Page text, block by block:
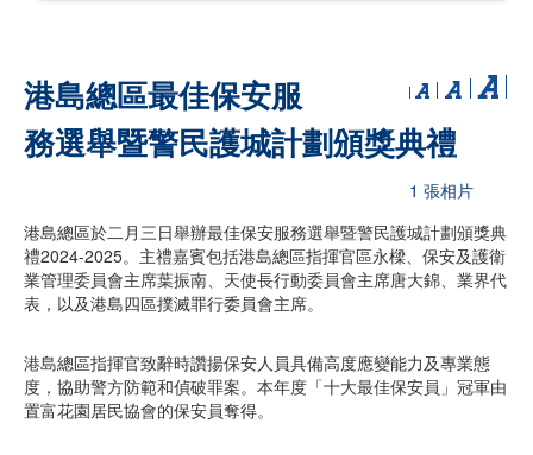
港島總區最佳保安服
務選舉暨警民護城計劃頒獎典禮
1 張相片
港島總區於二月三日舉辦最佳保安服務選舉暨警民護城計劃頒獎典
禮2024-2025。主禮嘉賓包括港島總區指揮官區永樑、保安及護衛
業管理委員會主席葉振南、天使長行動委員會主席唐大錦、業界代
表，以及港島四區撲滅罪行委員會主席。
港島總區指揮官致辭時讚揚保安人員具備高度應變能力及專業態
度，協助警方防範和偵破罪案。本年度「十大最佳保安員」冠軍由
置富花園居民協會的保安員奪得。